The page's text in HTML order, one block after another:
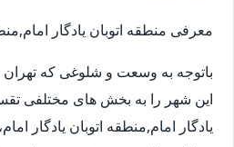
معرفی منطقه اتوبان یادگار
باتوجه به وسعت و شلوغی که تهران
این شهر را به بخش های مختلفی
یادگار امام,منطقه اتوبان یادگار